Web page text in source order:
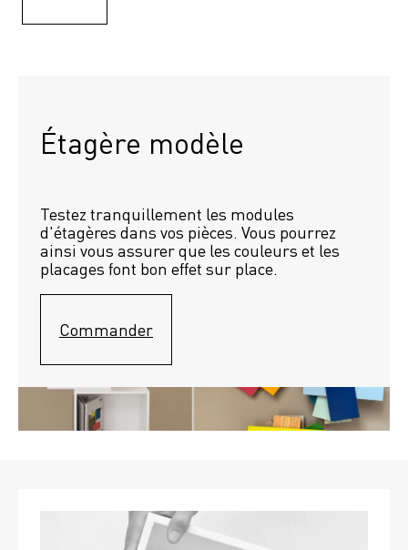
Étagère modèle
Testez tranquillement les modules
d'étagères dans vos pièces. Vous pourrez
ainsi vous assurer que les couleurs et les
placages font bon effet sur place.
Commander